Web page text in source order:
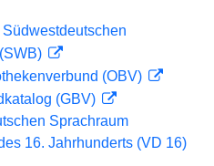
(OBV)
(GBV)
Sprachraum
16. Jahrhunderts (VD 16)